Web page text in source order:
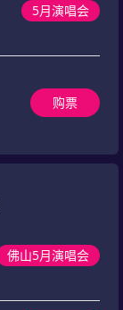
5月演唱会
购票
佛山5月演唱会